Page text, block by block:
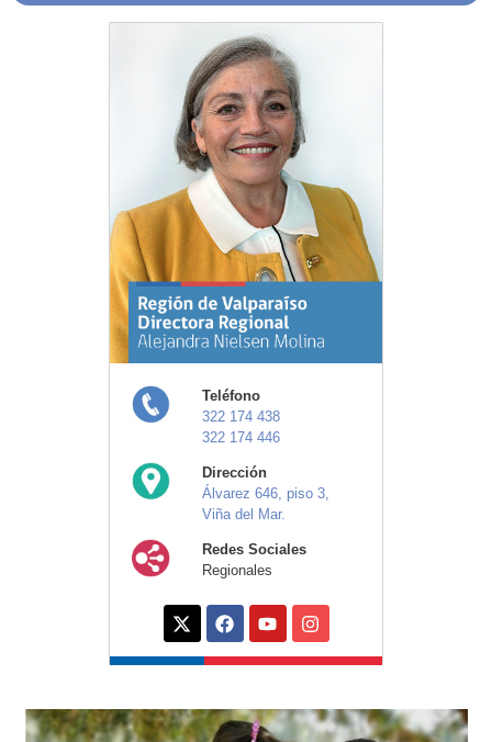
Teléfono
322 174 438
322 174 446
Dirección
Álvarez 646, piso 3,
Viña del Mar.
Redes Sociales
Regionales